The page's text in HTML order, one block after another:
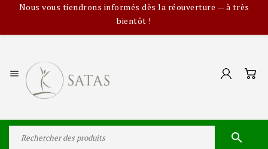
Nous vous tiendrons informés dès la réouverture — à très
bientôt !

